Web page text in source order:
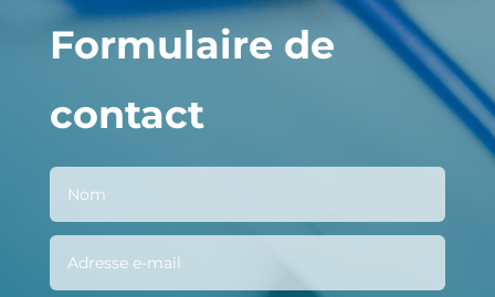
Formulaire de
contact